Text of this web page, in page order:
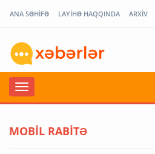
ANA SƏHİFƏ LAYİHƏ HAQQINDA ARXİV
MOBİL RABİTƏ